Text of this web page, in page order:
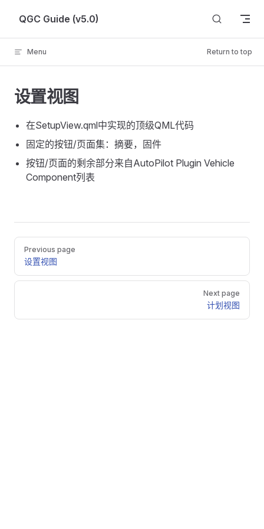
Skip to content
QGC Guide (v5.0)
Menu Return to top
设置视图
在SetupView.qml中实现的顶级QML代码
固定的按钮/页面集：摘要，固件
按钮/页面的剩余部分来自AutoPilot Plugin Vehicle
Component列表
Pager
Previous page
设置视图
Next page
计划视图